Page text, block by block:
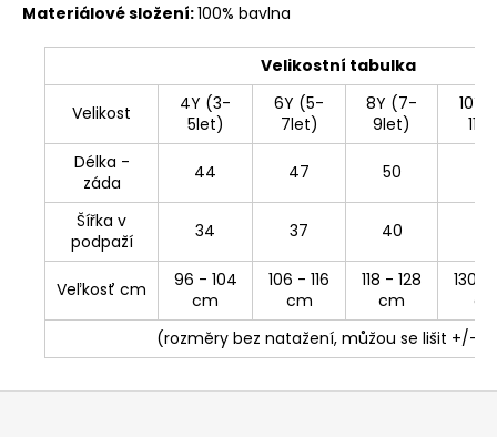
Materiálové složení:100% bavlna
Velikostní tabulka
Velikost
4Y (3-
5let)
6Y (5-
7let)
8Y (7-
9let)
10Y
Délka -
záda
44 47 50
Šířka v
podpaží
34 37 40
Veľkosť cm
96 - 104
cm
106 - 116
cm
118 - 128
cm
130 -
(rozměry bez natažení, můžou se lišit +/-
Z